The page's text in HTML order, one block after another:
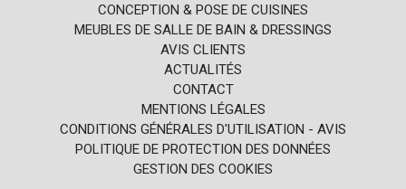
CONCEPTION & POSE DE CUISINES
MEUBLES DE SALLE DE BAIN & DRESSINGS
AVIS CLIENTS
ACTUALITÉS
CONTACT
MENTIONS LÉGALES
CONDITIONS GÉNÉRALES D'UTILISATION - AVIS
POLITIQUE DE PROTECTION DES DONNÉES
GESTION DES COOKIES